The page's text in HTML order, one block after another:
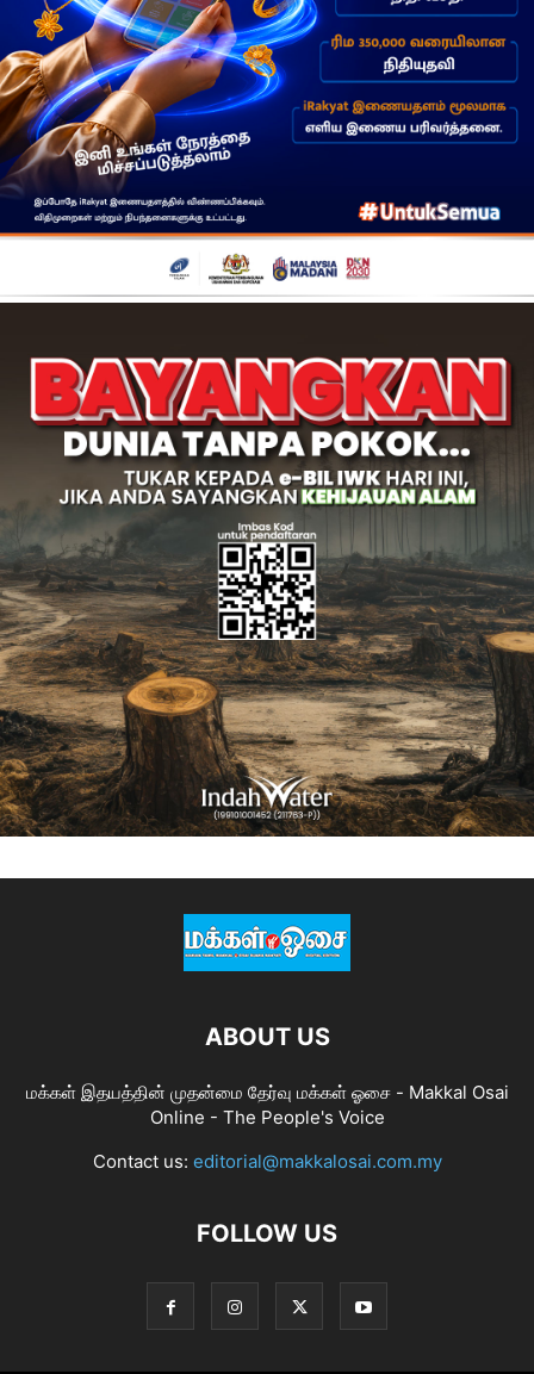
ABOUT US
மக்கள் இதயத்தின் முதன்மை தேர்வு மக்கள் ஓசை - Makkal Osai
Online - The People's Voice
Contact us: editorial@makkalosai.com.my
FOLLOW US